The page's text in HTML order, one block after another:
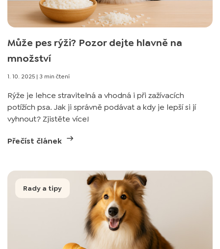
Může pes rýži? Pozor dejte hlavně na
množství
1. 10. 2025 | 3 min čtení
Rýže je lehce stravitelná a vhodná i při zažívacích
potížích psa. Jak ji správně podávat a kdy je lepší si jí
vyhnout? Zjistěte více!
Přečíst článek
Rady a tipy